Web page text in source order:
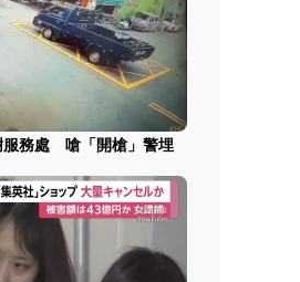
服務處 嗆「開槍」警埋